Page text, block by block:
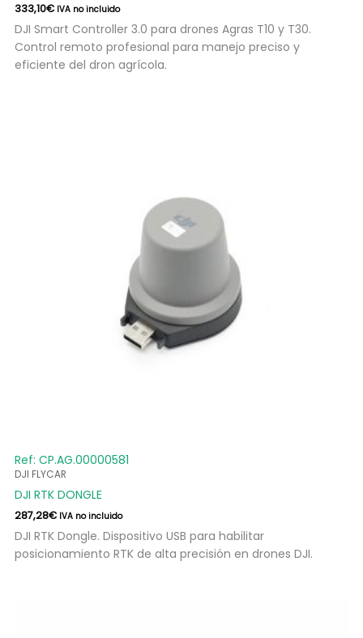
333,10€ IVA no incluido
DJI Smart Controller 3.0 para drones Agras T10 y T30.
Control remoto profesional para manejo preciso y
eficiente del dron agrícola.
Ref: CP.AG.00000581
DJI FLYCAR
DJI RTK DONGLE
287,28€ IVA no incluido
DJI RTK Dongle. Dispositivo USB para habilitar
posicionamiento RTK de alta precisión en drones DJI.